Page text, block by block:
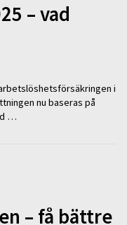
– vad
i
nu baseras på
…
– få bättre